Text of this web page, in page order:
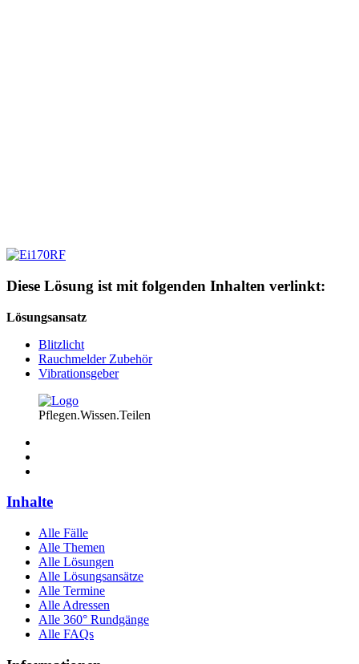
Diese Lösung ist mit folgenden Inhalten verlinkt:
Lösungsansatz
Blitzlicht
Rauchmelder Zubehör
Vibrationsgeber
Pflegen.Wissen.Teilen
Inhalte
Alle Fälle
Alle Themen
Alle Lösungen
Alle Lösungsansätze
Alle Termine
Alle Adressen
Alle 360° Rundgänge
Alle FAQs